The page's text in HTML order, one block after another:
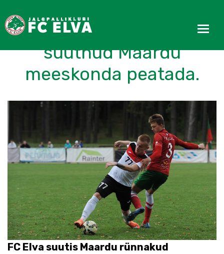
FC Elva kaitse ei
suutnud Maardu
meeskonda peatada.
FC Elva suutis Maardu rünnakud